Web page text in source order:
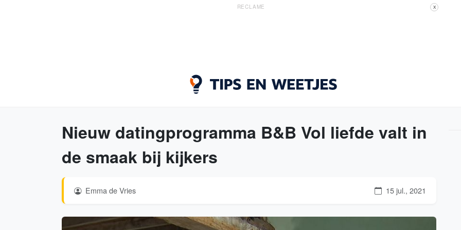
RECLAME X
Nieuw datingprogramma B&B Vol liefde valt in
de smaak bij kijkers
Emma de Vries 15 jul., 2021